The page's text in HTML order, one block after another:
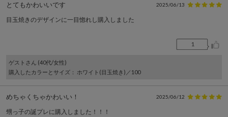
とてもかわいいです 2025/06/13
目玉焼きのデザインに一目惚れし購入しました
1
ゲスト さん (40代/女性)
購入したカラーとサイズ ： ホワイト(目玉焼き)／100
めちゃくちゃかわいい！ 2025/06/12
甥っ子の誕プレに購入しました！！！